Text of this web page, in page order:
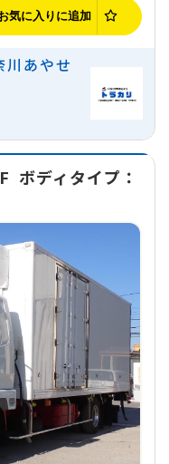
気に入りに追加
3-1-27
あやせ
ボディタイプ：